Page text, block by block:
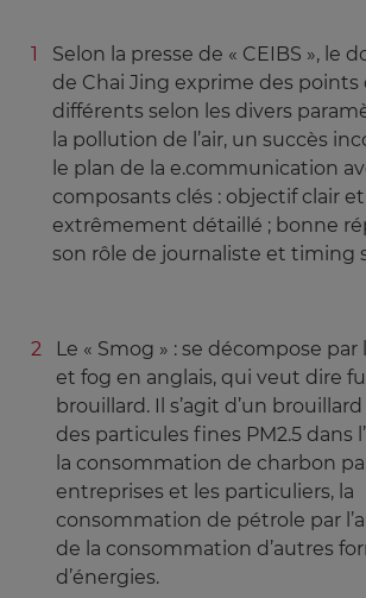
Selon la presse de « CEIBS », le
de Chai Jing exprime des points
différents selon les divers
la pollution de l’air, un succès
le plan de la e.communication
composants clés : objectif clair et
extrêmement détaillé ; bonne
son rôle de journaliste et timing
Le « Smog » : se décompose
et fog en anglais, qui veut dire
brouillard. Il s’agit d’un
des particules fines PM2.5 dans
la consommation de charbon
entreprises et les particuliers, la
consommation de pétrole par
de la consommation d’autres
d’énergies.